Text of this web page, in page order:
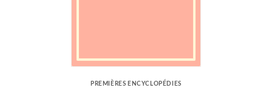
PREMIÈRES ENCYCLOPÉDIES